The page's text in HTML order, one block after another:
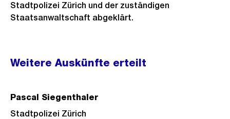
Stadtpolizei Zürich und der zuständigen
Staatsanwaltschaft abgeklärt.
Weitere
Informationen
Weitere Auskünfte erteilt
Pascal Siegenthaler
Stadtpolizei Zürich